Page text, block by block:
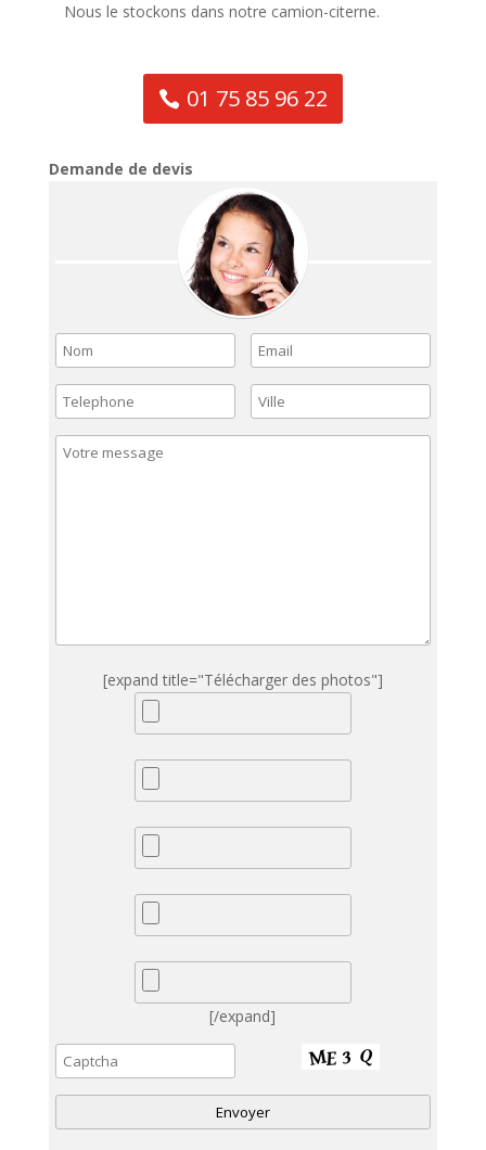
Nous le stockons dans notre camion-citerne.
01 75 85 96 22
Demande de devis
[expand title="Télécharger des photos"]
[/expand]